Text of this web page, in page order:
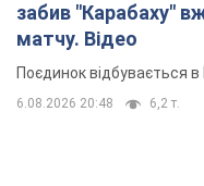
забив "Карабаху"
матчу. Відео
Поєдинок відбувається
6.08.2026 20:48 6,2 т.